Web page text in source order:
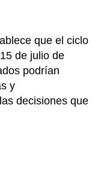
que el ciclo
de julio de
podrían
y
decisiones que